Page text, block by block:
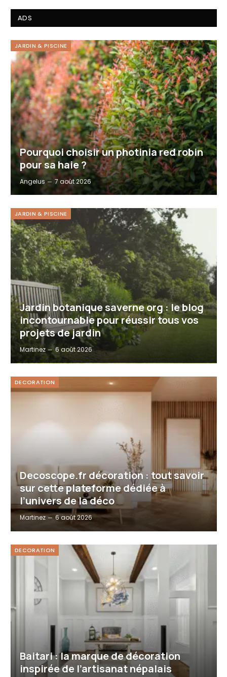
ADS
JARDIN & PISCINE
Pourquoi choisir un photinia red robin
pour sa haie ?
Angelus 7 août 2026
JARDIN & PISCINE
Jardin botanique saverne org : le blog
incontournable pour réussir tous vos
projets de jardin
Martinez 6 août 2026
DECORATION
Decoscope.fr décoration : tout savoir
sur cette plateforme dédiée à
l’univers de la déco
Martinez 6 août 2026
DECORATION
Baitari : la marque de décoration
inspirée de l’artisanat népalais